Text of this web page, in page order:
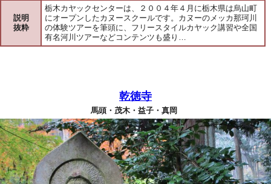
説明
抜粋
栃木カヤックセンターは、２００４年４月に栃木県は烏山町
にオープンしたカヌースクールです。カヌーのメッカ那珂川
の体験ツアーを筆頭に、フリースタイルカヤック講習や全国
有名河川ツアーなどコンテンツも盛り…
乾徳寺
馬頭・茂木・益子・真岡